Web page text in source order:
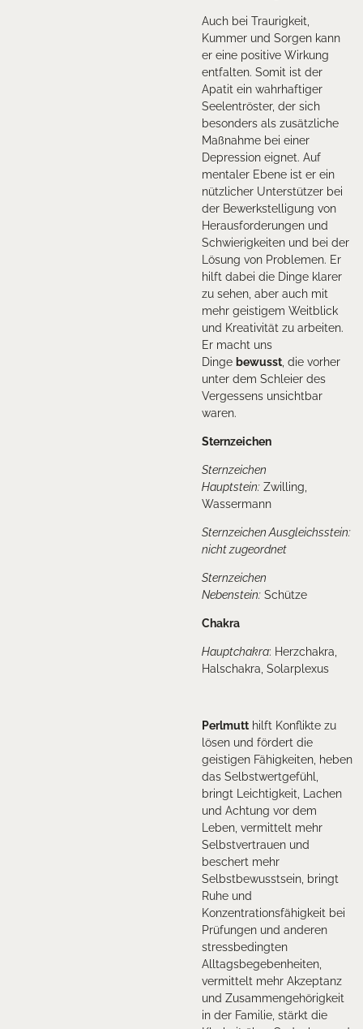
Auch bei Traurigkeit,
Kummer und Sorgen kann
er eine positive Wirkung
entfalten. Somit ist der
Apatit ein wahrhaftiger
Seelentröster, der sich
besonders als zusätzliche
Maßnahme bei einer
Depression eignet. Auf
mentaler Ebene ist er ein
nützlicher Unterstützer bei
der Bewerkstelligung von
Herausforderungen und
Schwierigkeiten und bei der
Lösung von Problemen. Er
hilft dabei die Dinge klarer
zu sehen, aber auch mit
mehr geistigem Weitblick
und Kreativität zu arbeiten.
Er macht uns
Dinge bewusst , die vorher
unter dem Schleier des
Vergessens unsichtbar
waren.
Sternzeichen
Sternzeichen
Hauptstein: Zwilling,
Wassermann
Sternzeichen Ausgleichsstein:
nicht zugeordnet
Sternzeichen
Nebenstein: Schütze
Chakra
Hauptchakra: Herzchakra,
Halschakra, Solarplexus
Perlmutt hilft Konflikte zu
lösen und fördert die
geistigen Fähigkeiten, heben
das Selbstwertgefühl,
bringt Leichtigkeit, Lachen
und Achtung vor dem
Leben, vermittelt mehr
Selbstvertrauen und
beschert mehr
Selbstbewusstsein, bringt
Ruhe und
Konzentrationsfähigkeit bei
Prüfungen und anderen
stressbedingten
Alltagsbegebenheiten,
vermittelt mehr Akzeptanz
und Zusammengehörigkeit
in der Familie, stärkt die